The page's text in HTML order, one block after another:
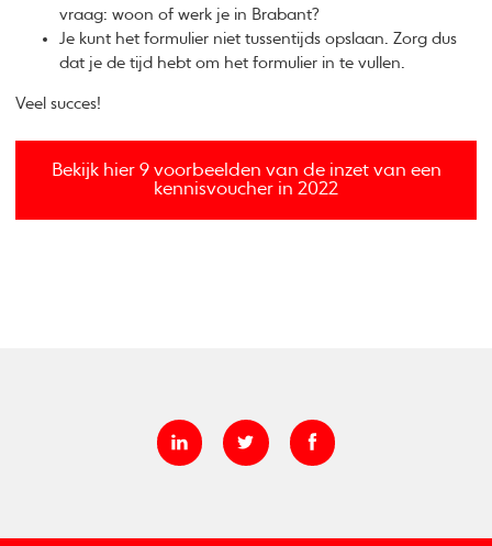
vraag: woon of werk je in Brabant?
Je kunt het formulier niet tussentijds opslaan. Zorg dus
dat je de tijd hebt om het formulier in te vullen.
Veel succes!
Bekijk hier 9 voorbeelden van de inzet van een
kennisvoucher in 2022